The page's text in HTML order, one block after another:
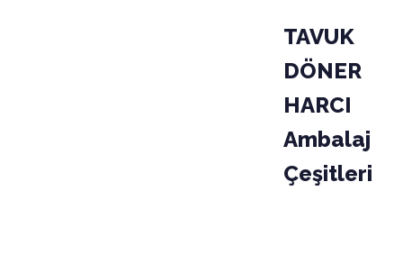
TAVUK
DÖNER
HARCI
Ambalaj
Çeşitleri